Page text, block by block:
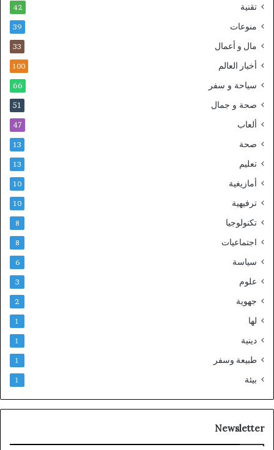
تقنية 42
منوعات 39
مال و أعمال 33
أخبار العالم 100
سياحة و سفر 66
صحة و جمال 51
ألعاب 47
صحة 13
تعليم 13
أمازيغية 10
ترفيهية 10
تكنولوجيا 8
اجتماعيات 8
سياسة 6
علوم 3
جهوية 2
لها 1
دينية 1
طبيعة وسفر 1
بيئة 1
Newsletter